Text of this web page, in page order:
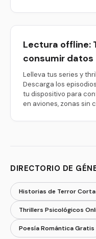
Lectura offline:
consumir datos
Lelleva tus series y
Descarga los
tu dispositivo para
en aviones, zonas sin
DIRECTORIO DE
Historias de Terror
Thrillers Psicológicos
Poesía Romántica Gratis